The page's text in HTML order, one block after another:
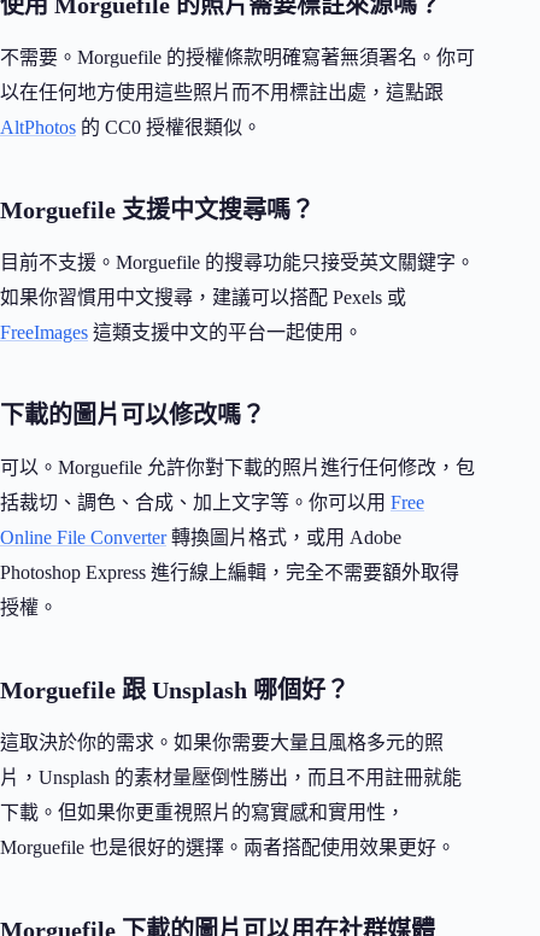
不需要。Morguefile 的授權條款明確寫著無須署名。你可
以在任何地方使用這些照片而不用標註出處，這點跟
AltPhotos 的 CC0 授權很類似。
Morguefile 支援中文搜尋嗎？
目前不支援。Morguefile 的搜尋功能只接受英文關鍵字。
如果你習慣用中文搜尋，建議可以搭配 Pexels 或
FreeImages 這類支援中文的平台一起使用。
下載的圖片可以修改嗎？
可以。Morguefile 允許你對下載的照片進行任何修改，包
括裁切、調色、合成、加上文字等。你可以用 Free
Online File Converter轉換圖片格式，或用 Adobe
Photoshop Express 進行線上編輯，完全不需要額外取得
授權。
Morguefile 跟 Unsplash 哪個好？
這取決於你的需求。如果你需要大量且風格多元的照
片，Unsplash 的素材量壓倒性勝出，而且不用註冊就能
下載。但如果你更重視照片的寫實感和實用性，
Morguefile 也是很好的選擇。兩者搭配使用效果更好。
Morguefile 下載的圖片可以用在社群媒體